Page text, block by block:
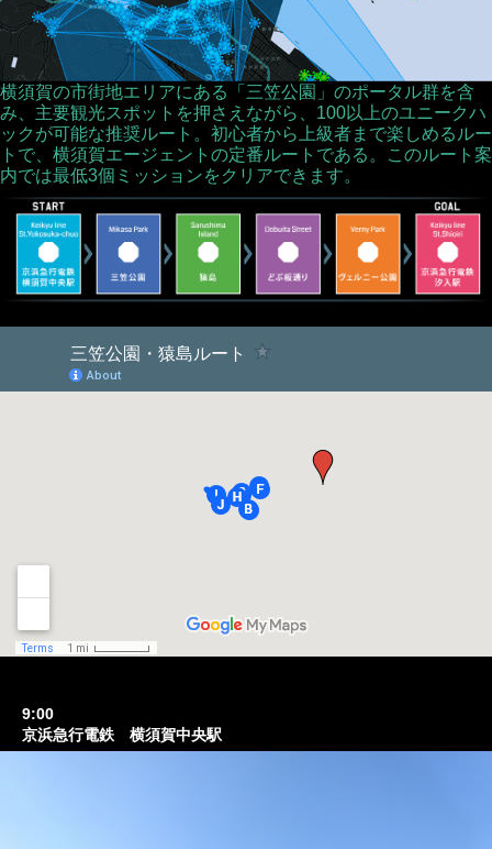
横須賀の市街地エリアにある「三笠公園」のポータル群を含
み、主要観光スポットを押さえながら、100以上のユニークハ
ックが可能な推奨ルート。初心者から上級者まで楽しめるルー
トで、横須賀エージェントの定番ルートである。このルート案
内では最低3個ミッションをクリアできます。
9:00
京浜急行電鉄 横須賀中央駅